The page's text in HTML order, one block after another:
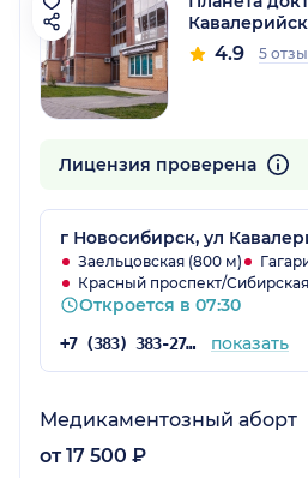
4.9 5
Лицензия проверена
г Новосибирск, ул
Заельцовская (800 м)
Красный проспект/
Откроется в 07:30
+7 (383) 383-27-33 показать
Медикаментозный аборт
от 17 500 ₽